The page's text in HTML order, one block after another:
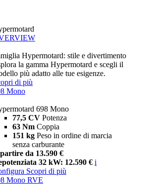
Hypermotard: stile e divertimento
la gamma Hypermotard e scegli il
più adatto alle tue esigenze.
di più
Mono
698 Mono
77,5 CV Potenza
63 Nm Coppia
151 kg Peso in ordine di marcia
senza carburante
da 13.590 €
32 kW: 12.590 € i
Scopri di più
Mono RVE